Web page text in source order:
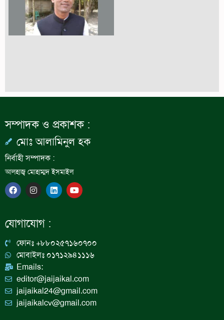
সম্পাদক ও প্রকাশক :
মোঃ আলামিনুল হক
নির্বাহী সম্পাদক :
আলহাজ্ব মোহাম্মদ ইসমাইল
F
a
c
b
o
I
n
s
a
g
a
m
L
i
n
n
Y
o
u
যোগাযোগ :
ফোনঃ +৮৮০২৫৭১৬০৭০০
মোবাইলঃ ০১৭১২৯৪১১১৬
Emails:
editor@jaijaikal.com
jaijaikal24@gmail.com
jaijaikalcv@gmail.com